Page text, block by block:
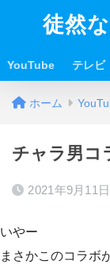
徒然
YouTube テレビ
ホーム
チャラ男コ
2021年9月11日
いやー
まさかこのコラボ